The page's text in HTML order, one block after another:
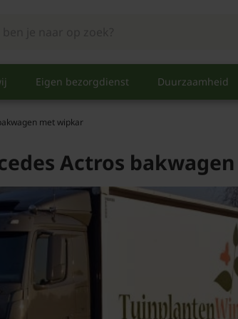
Eigen bezorgdienst Duurzaamheid
met wipkar
Actros